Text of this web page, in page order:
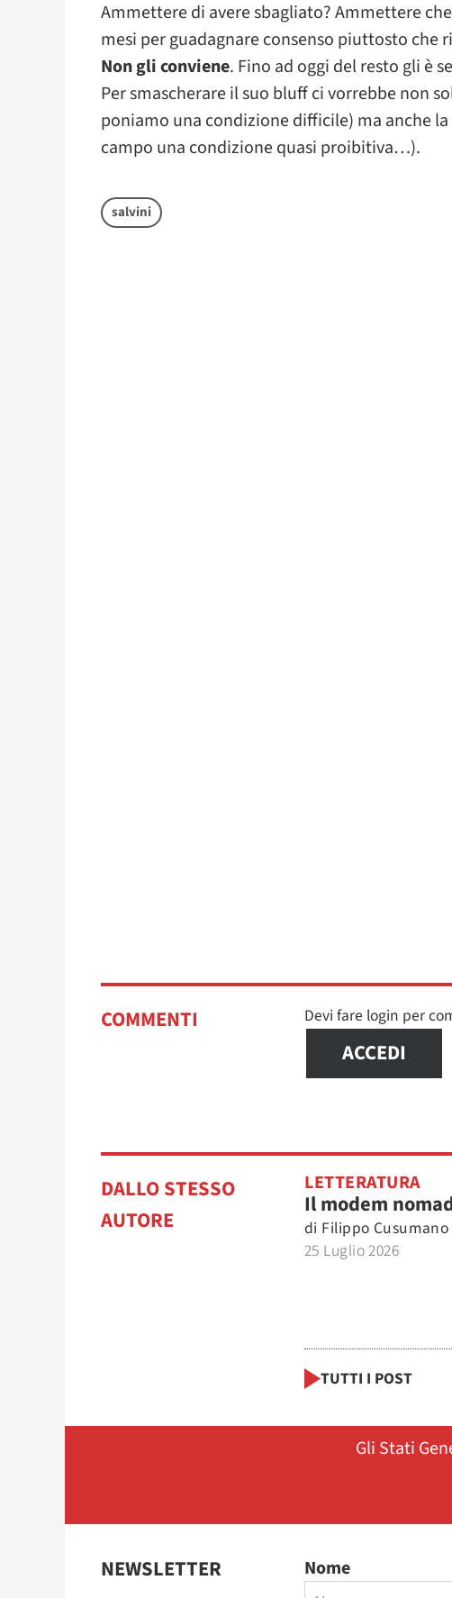
Ammettere di avere sbagliato? Ammettere
mesi per guadagnare consenso piuttosto che
Non gli conviene. Fino ad oggi del resto gli è
Per smascherare il suo bluff ci vorrebbe non
poniamo una condizione difficile) ma anche
campo una condizione quasi proibitiva…).
salvini
COMMENTI Devi fare login per
ACCEDI
DALLO STESSO
AUTORE
LETTERATURA
Il modem
di Filippo Cusumano
25 Luglio 2026
TUTTI I POST
Gli Stati
NEWSLETTER Nome